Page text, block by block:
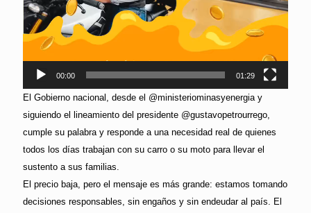
00:00 01:29
El Gobierno nacional, desde el @ministeriominasyenergia y
siguiendo el lineamiento del presidente @gustavopetrourrego,
cumple su palabra y responde a una necesidad real de quienes
todos los días trabajan con su carro o su moto para llevar el
sustento a sus familias.
El precio baja, pero el mensaje es más grande: estamos tomando
decisiones responsables, sin engaños y sin endeudar al país. El